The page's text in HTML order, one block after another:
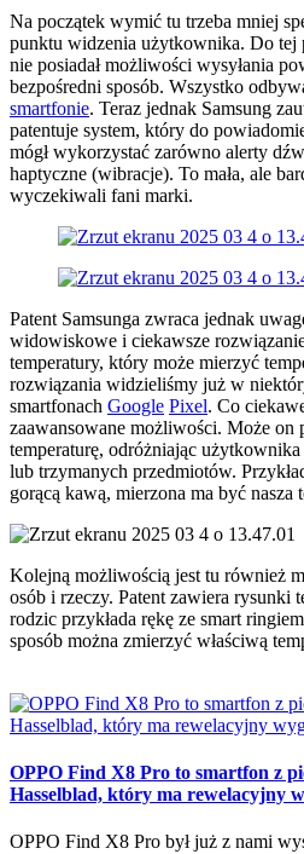
Na początek wymić tu trzeba mniej
punktu widzenia użytkownika. Do tej
nie posiadał możliwości wysyłania
bezpośredni sposób. Wszystko
smartfonie. Teraz jednak Samsung
patentuje system, który do
mógł wykorzystać zarówno alerty
haptyczne (wibracje). To mała, ale
wyczekiwali fani marki.
Patent Samsunga zwraca jednak
widowiskowe i ciekawsze
temperatury, który może mierzyć
rozwiązania widzieliśmy już w
smartfonach Google Pixel. Co
zaawansowane możliwości. Może on
temperaturę, odróżniając
lub trzymanych przedmiotów.
gorącą kawą, mierzona ma być nasza
Kolejną możliwością jest tu również
osób i rzeczy. Patent zawiera rysunki
rodzic przykłada rękę ze smart
sposób można zmierzyć właściwą
OPPO Find X8 Pro to smartfon z
Hasselblad, który ma rewelacyjny
OPPO Find X8 Pro był już z nami